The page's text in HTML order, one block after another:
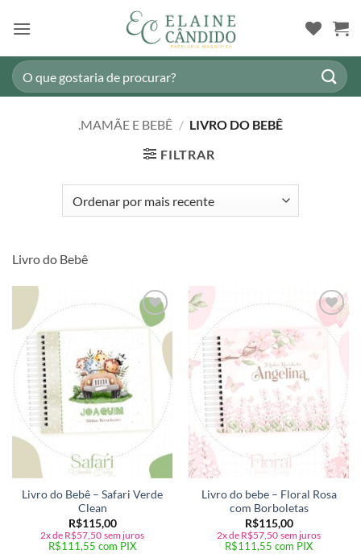
Pesquisar
por:
.MAMÃE E BEBÊ / LIVRO DO BEBÊ
FILTRAR
Livro do Bebê
Adicionar
Livro do Bebê – Safari Verde
Clean
R$115,00
2x de R$57,50 sem juros
R$111,55 com PIX
Adicionar
a lista de
Livro do bebe – Floral Rosa
com Borboletas
R$115,00
2x de R$57,50 sem juros
R$111,55 com PIX